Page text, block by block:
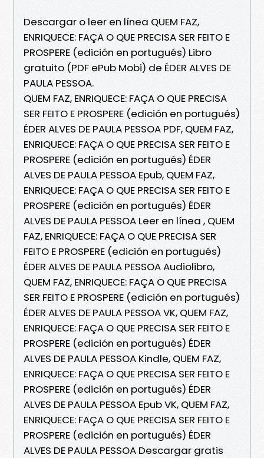
Descargar o leer en línea QUEM FAZ,
ENRIQUECE: FAÇA O QUE PRECISA SER FEITO E
PROSPERE (edición en portugués) Libro
gratuito (PDF ePub Mobi) de ÉDER ALVES DE
PAULA PESSOA.
QUEM FAZ, ENRIQUECE: FAÇA O QUE PRECISA
SER FEITO E PROSPERE (edición en portugués)
ÉDER ALVES DE PAULA PESSOA PDF, QUEM FAZ,
ENRIQUECE: FAÇA O QUE PRECISA SER FEITO E
PROSPERE (edición en portugués) ÉDER
ALVES DE PAULA PESSOA Epub, QUEM FAZ,
ENRIQUECE: FAÇA O QUE PRECISA SER FEITO E
PROSPERE (edición en portugués) ÉDER
ALVES DE PAULA PESSOA Leer en línea , QUEM
FAZ, ENRIQUECE: FAÇA O QUE PRECISA SER
FEITO E PROSPERE (edición en portugués)
ÉDER ALVES DE PAULA PESSOA Audiolibro,
QUEM FAZ, ENRIQUECE: FAÇA O QUE PRECISA
SER FEITO E PROSPERE (edición en portugués)
ÉDER ALVES DE PAULA PESSOA VK, QUEM FAZ,
ENRIQUECE: FAÇA O QUE PRECISA SER FEITO E
PROSPERE (edición en portugués) ÉDER
ALVES DE PAULA PESSOA Kindle, QUEM FAZ,
ENRIQUECE: FAÇA O QUE PRECISA SER FEITO E
PROSPERE (edición en portugués) ÉDER
ALVES DE PAULA PESSOA Epub VK, QUEM FAZ,
ENRIQUECE: FAÇA O QUE PRECISA SER FEITO E
PROSPERE (edición en portugués) ÉDER
ALVES DE PAULA PESSOA Descargar gratis